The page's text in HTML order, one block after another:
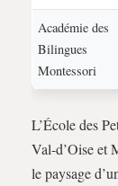
Académie des
Bilingues
Montessori
L’École des
Val-d’Oise et
le paysage